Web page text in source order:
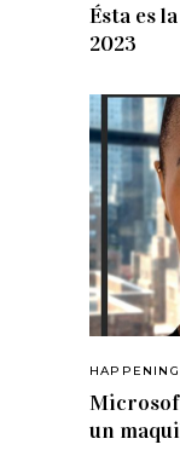
Ésta es
2023
un